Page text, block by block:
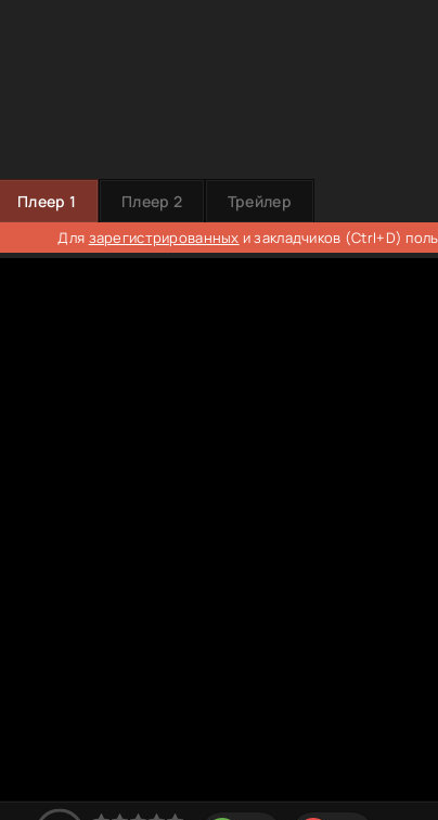
Плеер 1 Плеер 2 Трейлер
Для зарегистрированных и закладчиков (Ctrl+D)